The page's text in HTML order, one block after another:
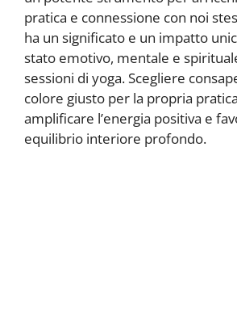
pratica e connessione con noi
ha un significato e un impatto
stato emotivo, mentale e
sessioni di yoga. Scegliere
colore giusto per la propria
amplificare l’energia positiva e
equilibrio interiore profondo.